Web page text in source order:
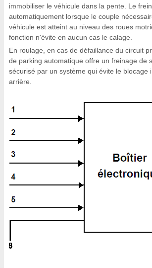
immobiliser le véhicule dans la pente. Le
automatiquement lorsque le couple
véhicule est atteint au niveau des roues
fonction n'évite en aucun cas le calage.
En roulage, en cas de défaillance du circuit
de parking automatique offre un freinage de
sécurisé par un système qui évite le blocage
arrière.